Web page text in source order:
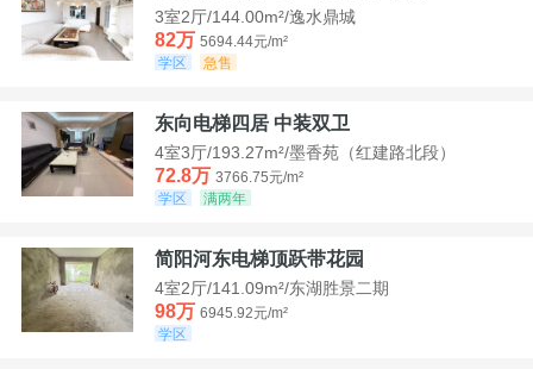
3室2厅/144.00m²/逸水鼎城
82万 5694.44元/m²
学区
急售
东向电梯四居 中装双卫
4室3厅/193.27m²/墨香苑（红建路北段）
72.8万 3766.75元/m²
学区
满两年
简阳河东电梯顶跃带花园
4室2厅/141.09m²/东湖胜景二期
98万 6945.92元/m²
学区